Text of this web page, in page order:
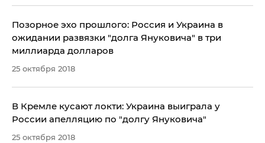
Позорное эхо прошлого: Россия и Украина в
ожидании развязки "долга Януковича" в три
миллиарда долларов
25 октября 2018
В Кремле кусают локти: Украина выиграла у
России апелляцию по "долгу Януковича"
25 октября 2018